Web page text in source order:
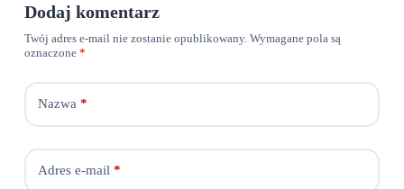
Dodaj komentarz
Twój adres e-mail nie zostanie opublikowany. Wymagane pola są
oznaczone *
Nazwa*
Adres e-mail*